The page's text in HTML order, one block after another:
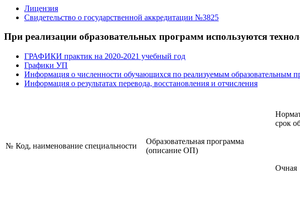
Лицензия
Свидетельство о государственной аккредитации №3825
При реализации образовательных программ используются
ГРАФИКИ практик на 2020-2021 учебный год
Графики УП
Информация о численности обучающихся по реализуемым образовательным
Информация о результатах перевода, восстановления и отчисления
№ Код, наименование специальности
Образовательная программа
(описание ОП)
срок
Очная